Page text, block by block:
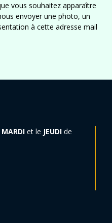
vous souhaitez apparaître
envoyer une photo, un
à cette adresse mail
MARDI et le JEUDI de